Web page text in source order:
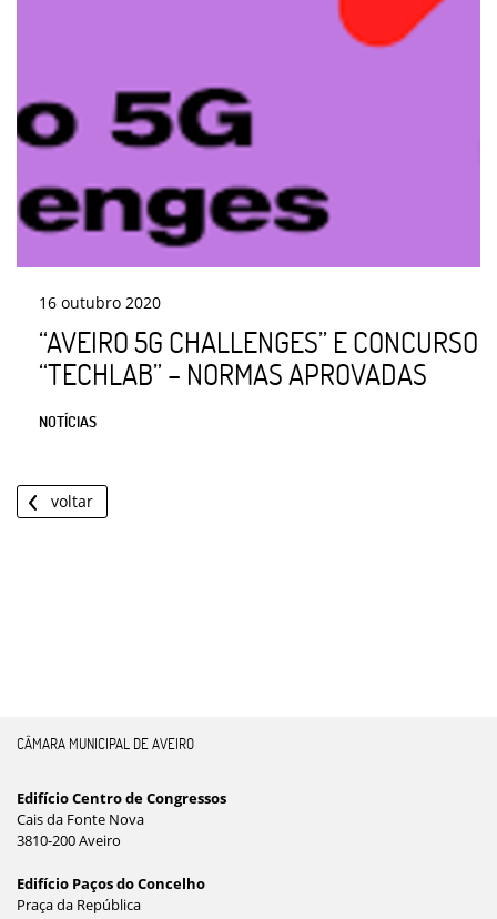
16 outubro 2020
“AVEIRO 5G CHALLENGES” E CONCURSO
“TECHLAB” – NORMAS APROVADAS
NOTÍCIAS
voltar
CÂMARA MUNICIPAL DE AVEIRO
Edifício Centro de Congressos
Cais da Fonte Nova
3810-200 Aveiro
Edifício Paços do Concelho
Praça da República